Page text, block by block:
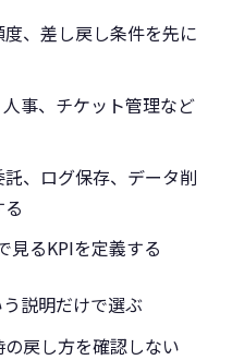
、差し戻し条件を先に
事、チケット管理など
、ログ保存、データ削
見るKPIを定義する
説明だけで選ぶ
戻し方を確認しない